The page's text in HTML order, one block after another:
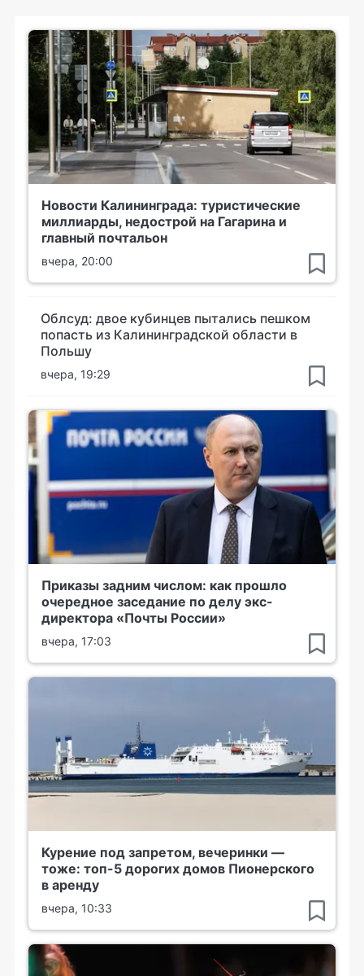
Новости Калининграда: туристические
миллиарды, недострой на Гагарина и
главный почтальон
вчера, 20:00
Облсуд: двое кубинцев пытались пешком
попасть из Калининградской области в
Польшу
вчера, 19:29
Приказы задним числом: как прошло
очередное заседание по делу экс-
директора «Почты России»
вчера, 17:03
Курение под запретом, вечеринки —
тоже: топ-5 дорогих домов Пионерского
в аренду
вчера, 10:33